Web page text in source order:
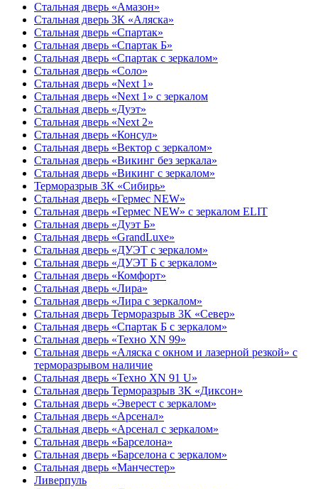
Стальная дверь «Амазон»
Стальная дверь 3К «Аляска»
Стальная дверь «Спартак»
Стальная дверь «Спартак Б»
Стальная дверь «Спартак с зеркалом»
Стальная дверь «Соло»
Стальная дверь «Next 1»
Стальная дверь «Next 1» с зеркалом
Стальная дверь «Дуэт»
Стальная дверь «Next 2»
Стальная дверь «Консул»
Стальная дверь «Вектор с зеркалом»
Стальная дверь «Викинг без зеркала»
Стальная дверь «Викинг c зеркалом»
Терморазрыв 3К «Сибирь»
Стальная дверь «Гермес NEW»
Стальная дверь «Гермес NEW» с зеркалом ELIT
Стальная дверь «Дуэт Б»
Стальная дверь «GrandLuxe»
Стальная дверь «ДУЭТ с зеркалом»
Стальная дверь «ДУЭТ Б с зеркалом»
Стальная дверь «Комфорт»
Стальная дверь «Лира»
Стальная дверь «Лира с зеркалом»
Стальная дверь Терморазрыв 3К «Север»
Стальная дверь «Спартак Б с зеркалом»
Стальная дверь «Техно XN 99»
Стальная дверь «Аляска с окном и лазерной резкой» с
терморазрывом наличие
Стальная дверь «Техно XN 91 U»
Стальная дверь Терморазрыв 3К «Диксон»
Стальная дверь «Эверест с зеркалом»
Стальная дверь «Арсенал»
Стальная дверь «Арсенал с зеркалом»
Стальная дверь «Барселона»
Стальная дверь «Барселона с зеркалом»
Стальная дверь «Манчестер»
Ливерпуль